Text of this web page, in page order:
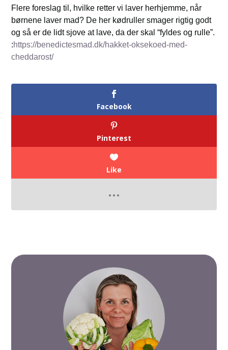
Flere foreslag til, hvilke retter vi laver herhjemme, når
børnene laver mad? De her kødruller smager rigtig godt
og så er de lidt sjove at lave, da der skal “fyldes og rulle”.
:https://benedictesmad.dk/hakket-oksekoed-med-
cheddarost/
Facebook
Pinterest
Like